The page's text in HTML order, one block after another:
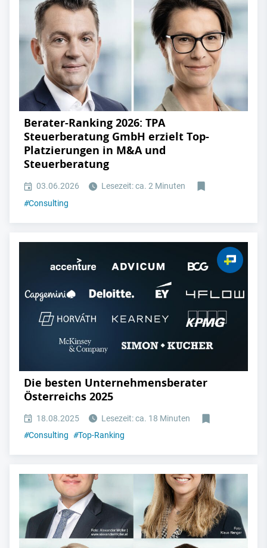
Berater-Ranking 2026: TPA
Steuerberatung GmbH erzielt Top-
Platzierungen in M&A und
Steuerberatung
03.06.2026
Lesezeit: ca. 2 Minuten
#Consulting
Die besten Unternehmensberater
Österreichs 2025
18.08.2025
Lesezeit: ca. 18 Minuten
#Consulting #Top-Ranking